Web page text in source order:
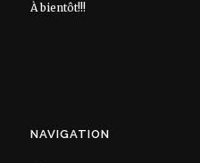
À bientôt!!!
NAVIGATION